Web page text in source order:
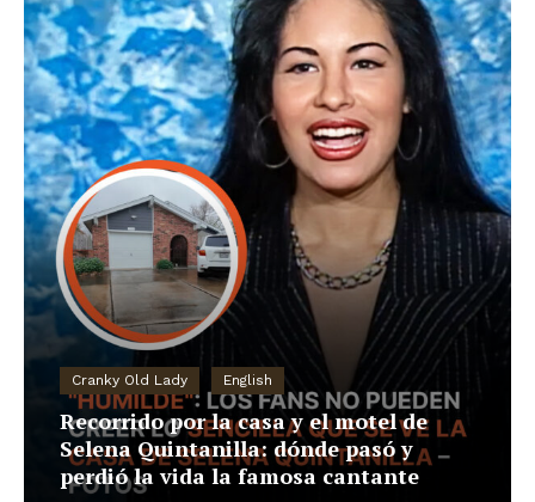
Cranky Old Lady English
Recorrido por la casa y el motel de
Selena Quintanilla: dónde pasó y
perdió la vida la famosa cantante